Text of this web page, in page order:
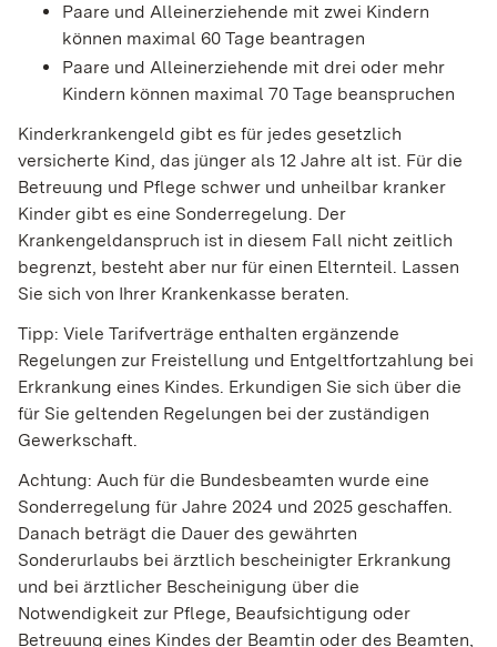
Paare und Alleinerziehende mit zwei Kindern
können maximal 60 Tage beantragen
Paare und Alleinerziehende mit drei oder mehr
Kindern können maximal 70 Tage beanspruchen
Kinderkrankengeld gibt es für jedes gesetzlich
versicherte Kind, das jünger als 12 Jahre alt ist. Für die
Betreuung und Pflege schwer und unheilbar kranker
Kinder gibt es eine Sonderregelung. Der
Krankengeldanspruch ist in diesem Fall nicht zeitlich
begrenzt, besteht aber nur für einen Elternteil. Lassen
Sie sich von Ihrer Krankenkasse beraten.
Tipp: Viele Tarifverträge enthalten ergänzende
Regelungen zur Freistellung und Entgeltfortzahlung bei
Erkrankung eines Kindes. Erkundigen Sie sich über die
für Sie geltenden Regelungen bei der zuständigen
Gewerkschaft.
Achtung: Auch für die Bundesbeamten wurde eine
Sonderregelung für Jahre 2024 und 2025 geschaffen.
Danach beträgt die Dauer des gewährten
Sonderurlaubs bei ärztlich bescheinigter Erkrankung
und bei ärztlicher Bescheinigung über die
Notwendigkeit zur Pflege, Beaufsichtigung oder
Betreuung eines Kindes der Beamtin oder des Beamten,